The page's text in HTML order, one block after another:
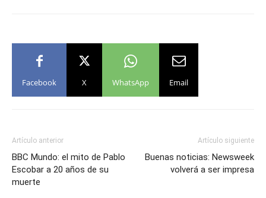
Facebook X WhatsApp Email
Artículo anterior
BBC Mundo: el mito de Pablo
Escobar a 20 años de su
muerte
Artículo siguiente
Buenas noticias: Newsweek
volverá a ser impresa